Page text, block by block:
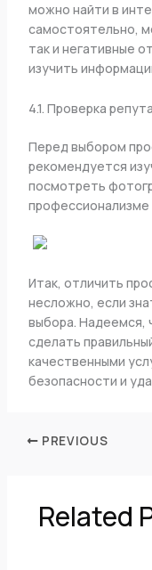
можно найти в
самостоятельно,
так и негативные
изучить
4.1. Проверка
Перед выбором
рекомендуется
посмотреть
Итак, отличить
несложно, если
выбора. Надеемся,
сделать
качественными
безопасности и
PREVIOUS
Related